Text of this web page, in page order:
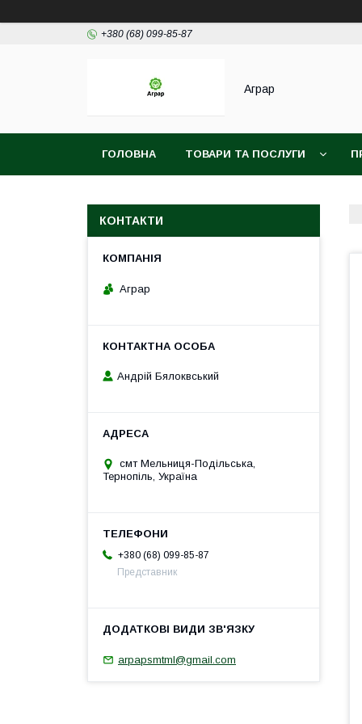
+380 (68) 099-85-87
Аграр
ГОЛОВНА ТОВАРИ ТА ПОСЛУГИ
КОНТАКТИ
Аграр
Андрій Бялоквський
смт Мельниця-Подільська,
Тернопіль, Україна
+380 (68) 099-85-87
Представник
arpapsmtml@gmail.com